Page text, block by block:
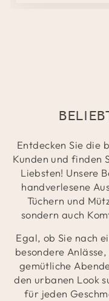
Entdecken Sie die
Kunden und finden
Liebsten! Unsere
handverlesene
Tüchern und
sondern auch
Egal, ob Sie nach
besondere
gemütliche
den urbanen Look
für jeden